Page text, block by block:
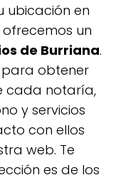
ubicación en
ofrecemos un
de Burriana.
para obtener
cada notaría,
y servicios
con ellos
web. Te
es de los